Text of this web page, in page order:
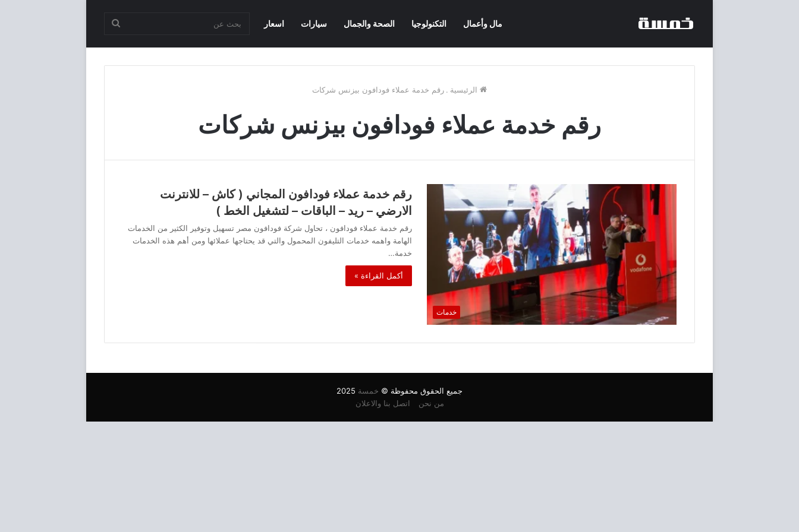
مال وأعمال التكنولوجيا الصحة والجمال سيارات اسعار
الرئيسية . رقم خدمة عملاء فودافون بيزنس شركات
رقم خدمة عملاء فودافون بيزنس شركات
خدمات
رقم خدمة عملاء فودافون المجاني ( كاش – للانترنت
الارضي – ريد – الباقات – لتشغيل الخط )
رقم خدمة عملاء فودافون ، تحاول شركة فودافون مصر تسهيل وتوفير الكثير من الخدمات
الهامة واهمه خدمات التليفون المحمول والتي قد يحتاجها عملائها ومن أهم هذه الخدمات
خدمة…
أكمل القراءة »
جميع الحقوق محفوظة © خمسة
من نحن
اتصل بنا والاعلان